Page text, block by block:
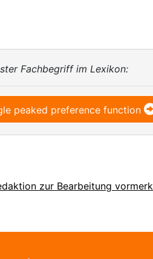
Fachbegriff im Lexikon:
peaked preference function
zur Bearbeitung